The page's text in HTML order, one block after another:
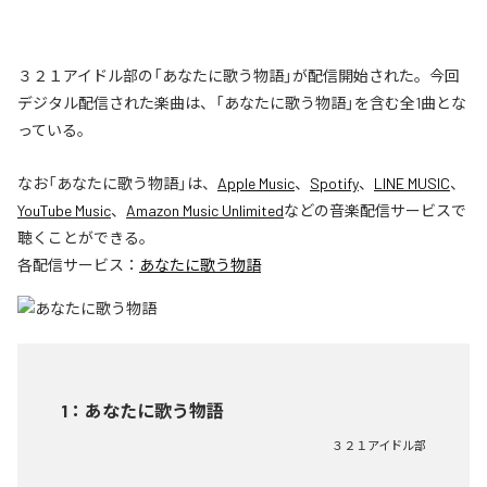
３２１アイドル部の「あなたに歌う物語」が配信開始された。今回
デジタル配信された楽曲は、「あなたに歌う物語」を含む全1曲とな
っている。
なお「あなたに歌う物語」は、 Apple Music、 Spotify、 LINE MUSIC、
YouTube Music、 Amazon Music Unlimitedなどの音楽配信サービスで
聴くことができる。
各配信サービス： あなたに歌う物語
1 ： あなたに歌う物語
３２１アイドル部